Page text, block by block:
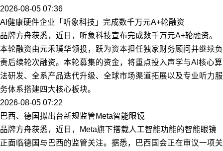
2026-08-05 07:36
AI健康硬件企业「听象科技」完成数千万元A+轮融资
品牌方舟获悉，近日，听象科技宣布完成数千万元A+轮融资。
本轮融资由元禾璞华领投，跃为资本担任独家财务顾问并继续负
责后续轮次融资。本轮募集的资金，将重点投入声学与AI核心算
法研发、全系产品迭代升级、全球市场渠道拓展以及专业听力服
务体系搭建四大核心板块。
2026-08-05 07:22
巴西、德国拟出台新规监管Meta智能眼镜
品牌方舟获悉，近日，Meta旗下搭载人工智能功能的智能眼镜
正面临德国与巴西的监管关注。据悉，巴西国会正在审议一项关